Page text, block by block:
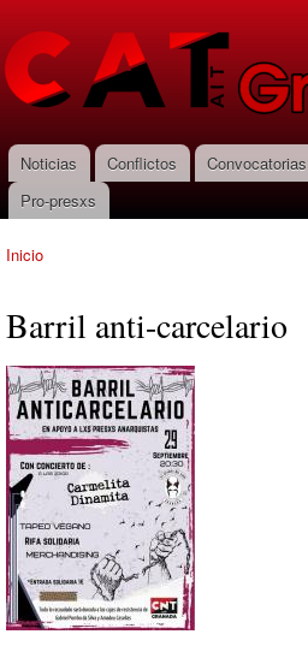
CNT-AIT
Granada
Menú principal
Noticias Conflictos Convocatorias
Pro-presxs
Inicio
Barril anti-carcelario